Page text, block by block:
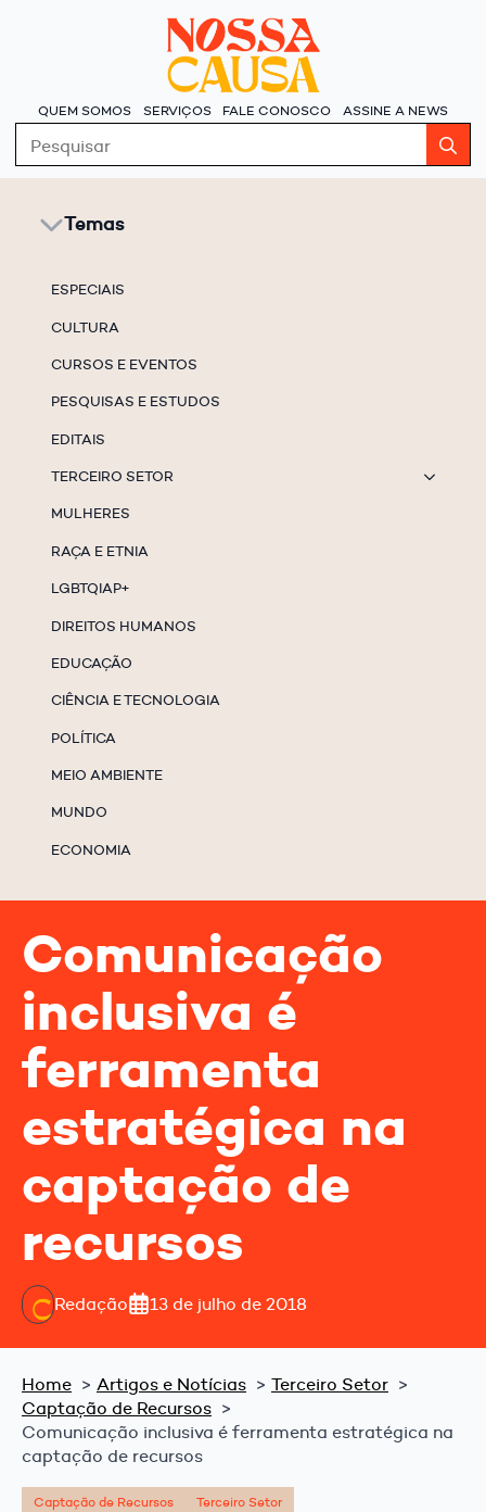
QUEM SOMOS SERVIÇOS FALE CONOSCO ASSINE A NEWS
Temas
ESPECIAIS
CULTURA
CURSOS E EVENTOS
PESQUISAS E ESTUDOS
EDITAIS
TERCEIRO SETOR
MULHERES
RAÇA E ETNIA
LGBTQIAP+
DIREITOS HUMANOS
EDUCAÇÃO
CIÊNCIA E TECNOLOGIA
POLÍTICA
MEIO AMBIENTE
MUNDO
ECONOMIA
Comunicação
inclusiva é
ferramenta
estratégica na
captação de
recursos
Redação 13 de julho de 2018
Home Artigos e Notícias
Terceiro Setor
Captação de Recursos
Comunicação inclusiva é ferramenta estratégica na
captação de recursos
Captação de Recursos Terceiro Setor